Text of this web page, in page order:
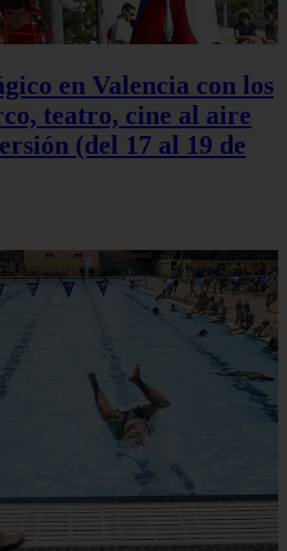
en Valencia con los
teatro, cine al aire
(del 17 al 19 de